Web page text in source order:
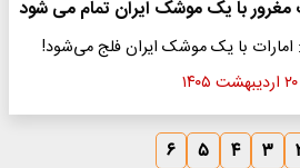
با یک موشک ایران فلج می‌شود!
۲۰ اردیبهشت ۱۴۰۵
۳ ۴ ۵ ۶